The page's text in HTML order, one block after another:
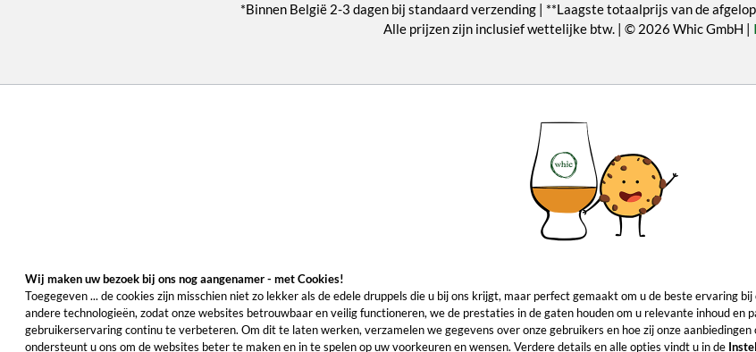
*Binnen België 2-3 dagen bij standaard verzending | **Laagste totaalprijs van de
Alle prijzen zijn inclusief wettelijke btw. | © 2026 Whic GmbH |
Wij maken uw bezoek bij ons nog aangenamer - met Cookies!
Toegegeven ... de cookies zijn misschien niet zo lekker als de edele druppels die u bij ons krijgt, maar perfect gemaakt om u de beste ervaring
andere technologieën, zodat onze websites betrouwbaar en veilig functioneren, we de prestaties in de gaten houden om u relevante inhoud
gebruikerservaring continu te verbeteren. Om dit te laten werken, verzamelen we gegevens over onze gebruikers en hoe zij onze
ondersteunt u ons om de websites beter te maken en in te spelen op uw voorkeuren en wensen. Verdere details en alle opties vindt u in de